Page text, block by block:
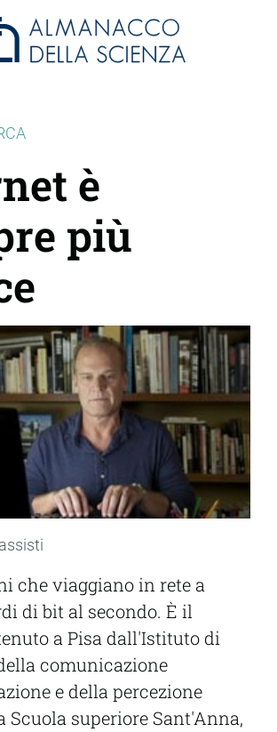
è
più
che viaggiano in rete a
di bit al secondo. È il
a Pisa dall'Istituto di
comunicazione
e della percezione
Scuola superiore Sant'Anna,